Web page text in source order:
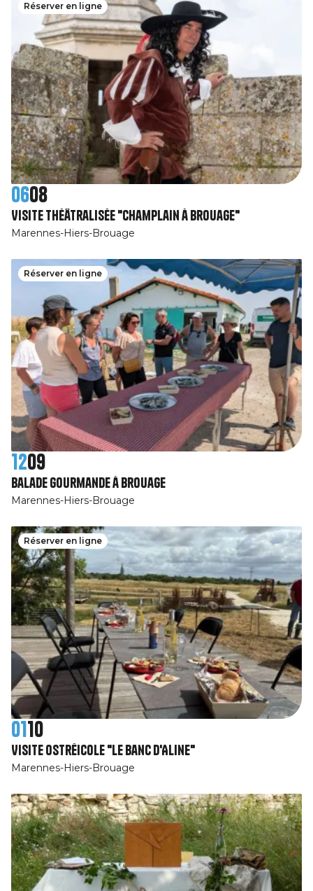
Réserver en ligne
0608
Visite théâtralisée "Champlain à Brouage"
Marennes-Hiers-Brouage
Réserver en ligne
1209
Balade gourmande à Brouage
Marennes-Hiers-Brouage
Réserver en ligne
0110
Visite ostréicole "le banc d'Aline"
Marennes-Hiers-Brouage